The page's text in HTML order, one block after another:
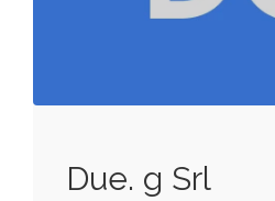
Due. g Srl